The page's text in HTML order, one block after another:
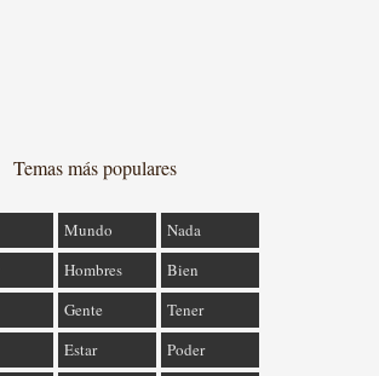
Temas más populares
Mundo
Nada
Hombres
Bien
Gente
Tener
Estar
Poder